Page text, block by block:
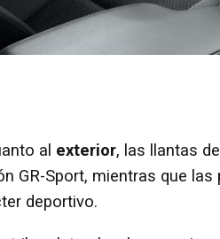
al exterior, las llantas
GR-Sport, mientras que
deportivo.